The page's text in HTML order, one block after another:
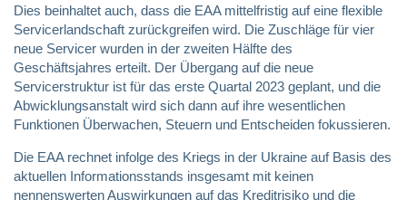
Dies beinhaltet auch, dass die EAA mittelfristig auf eine flexible
Servicerlandschaft zurückgreifen wird. Die Zuschläge für vier
neue Servicer wurden in der zweiten Hälfte des
Geschäftsjahres erteilt. Der Übergang auf die neue
Servicerstruktur ist für das erste Quartal 2023 geplant, und die
Abwicklungsanstalt wird sich dann auf ihre wesentlichen
Funktionen Überwachen, Steuern und Entscheiden fokussieren.
Die EAA rechnet infolge des Kriegs in der Ukraine auf Basis des
aktuellen Informationsstands insgesamt mit keinen
nennenswerten Auswirkungen auf das Kreditrisiko und die